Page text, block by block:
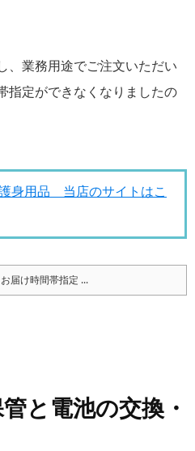
、業務用途でご注文いただい
指定ができなくなりましたの
身用品 当店のサイトはこ
お届け時間帯指定 ...
と電池の交換・